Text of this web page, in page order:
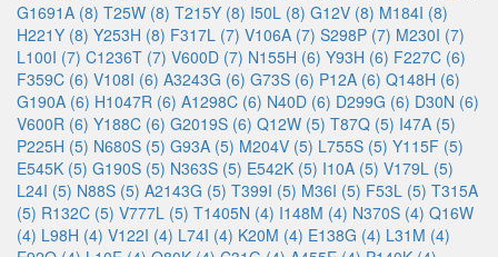
G1691A (8) T25W (8) T215Y (8) I50L (8) G12V (8) M184I (8)
H221Y (8) Y253H (8) F317L (7) V106A (7) S298P (7) M230I (7)
L100I (7) C1236T (7) V600D (7) N155H (6) Y93H (6) F227C (6)
F359C (6) V108I (6) A3243G (6) G73S (6) P12A (6) Q148H (6)
G190A (6) H1047R (6) A1298C (6) N40D (6) D299G (6) D30N (6)
V600R (6) Y188C (6) G2019S (6) Q12W (5) T87Q (5) I47A (5)
P225H (5) N680S (5) G93A (5) M204V (5) L755S (5) Y115F (5)
E545K (5) G190S (5) N363S (5) E542K (5) I10A (5) V179L (5)
L24I (5) N88S (5) A2143G (5) T399I (5) M36I (5) F53L (5) T315A
(5) R132C (5) V777L (5) T1405N (4) I148M (4) N370S (4) Q16W
(4) L98H (4) V122I (4) L74I (4) K20M (4) E138G (4) L31M (4)